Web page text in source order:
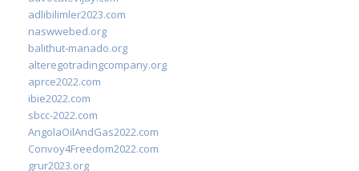
adlibilimler2023.com
naswwebed.org
balithut-manado.org
alteregotradingcompany.org
aprce2022.com
ibie2022.com
sbcc-2022.com
AngolaOilAndGas2022.com
Convoy4Freedom2022.com
grur2023.org